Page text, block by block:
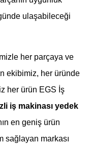
ulaşabileceği
her parçaya ve
ekibimiz, her üründe
her ürün EGS İş
iş makinası yedek
en geniş ürün
sağlayan markası